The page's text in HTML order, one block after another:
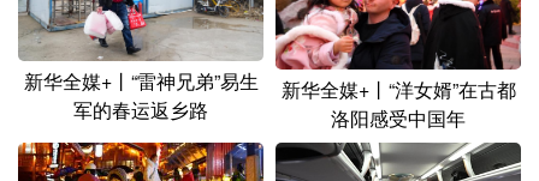
广东 广西 海南 重庆
四川 贵州 云南 西藏
陕西 甘肃 青海 宁夏
新疆 内蒙古 黑龙江
新华全媒+丨“雷神兄弟”易生
军的春运返乡路
新华全媒+丨“洋女婿”在古都
洛阳感受中国年